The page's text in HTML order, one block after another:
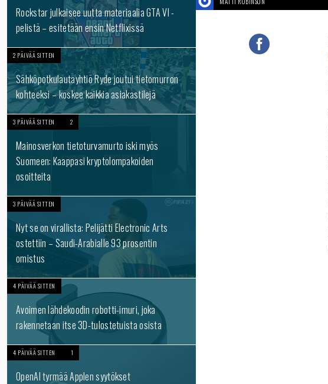
Rockstar julkaisee uutta materiaalia GTA VI -
pelistä – esitetään ensin Netflixissä
2 PÄIVÄÄ SITTEN
Sähköpotkulautayhtiö Ryde joutui tietomurron
kohteeksi – koskee kaikkia asiakastilejä
3 PÄIVÄÄ SITTEN 2
Mainosverkon tietoturvamurto iski myös
Suomeen: Kaappasi kryptolompakoiden
osoitteita
3 PÄIVÄÄ SITTEN
Nyt se on virallista: Pelijätti Electronic Arts
ostettiin – Saudi-Arabialle 93 prosentin
omistus
4 PÄIVÄÄ SITTEN
Avoimen lähdekoodin robotti-imuri, joka
rakennetaan itse 3D-tulostetuista osista
4 PÄIVÄÄ SITTEN 1
OpenAI tyrmää Applen syytökset